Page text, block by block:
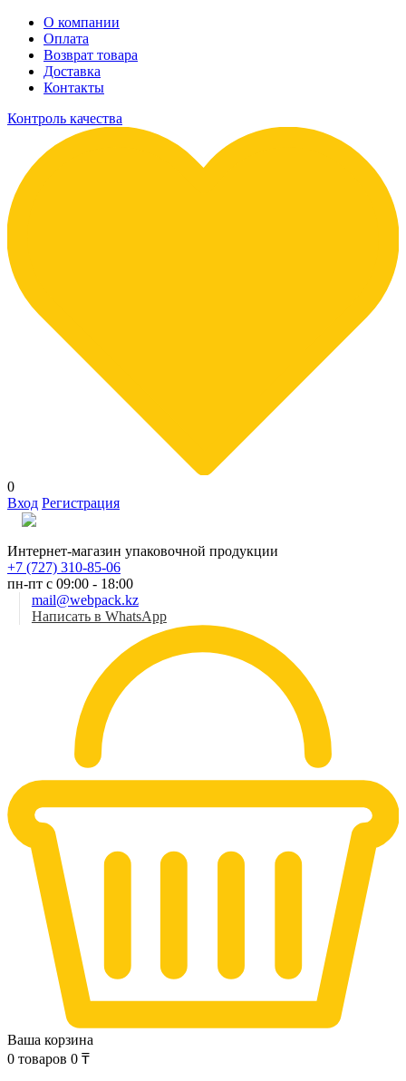
О компании
Оплата
Возврат товара
Доставка
Контакты
Контроль качества
0
Вход Регистрация
Интернет-магазин упаковочной продукции
+7 (727) 310-85-06
пн-пт с 09:00 - 18:00
mail@webpack.kz
Написать в WhatsApp
Ваша корзина
0 товаров 0 ₸